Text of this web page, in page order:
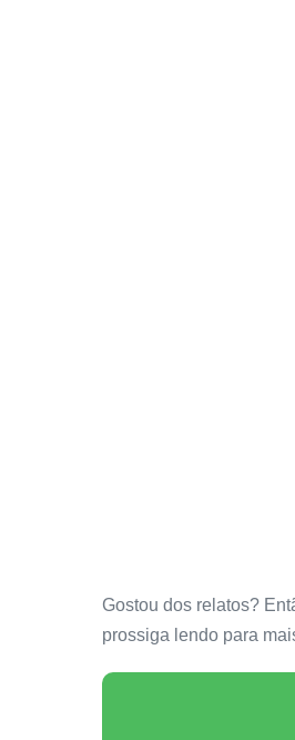
Gostou dos relatos?
prossiga lendo para